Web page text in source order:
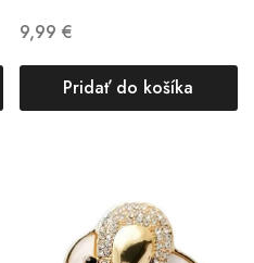
9,99 €
Pridať do košíka